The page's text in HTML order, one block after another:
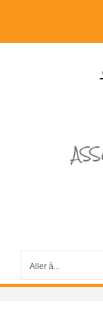
contenu
Aller à...